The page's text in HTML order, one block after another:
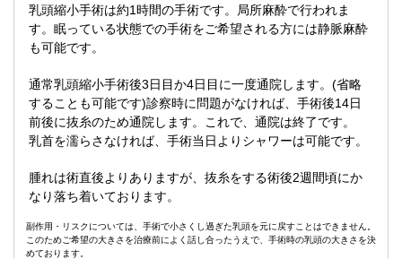
乳頭縮小手術は約1時間の手術です。局所麻酔で行われま
す。眠っている状態での手術をご希望される方には静脈麻酔
も可能です。
通常乳頭縮小手術後3日目か4日目に一度通院します。(省略
することも可能です)診察時に問題がなければ、手術後14日
前後に抜糸のため通院します。これで、通院は終了です。
乳首を濡らさなければ、手術当日よりシャワーは可能です。
腫れは術直後よりありますが、抜糸をする術後2週間頃にか
なり落ち着いております。
副作用・リスクについては、手術で小さくし過ぎた乳頭を元に戻すことはできません。
このためご希望の大きさを治療前によく話し合ったうえで、手術時の乳頭の大きさを決
めております。